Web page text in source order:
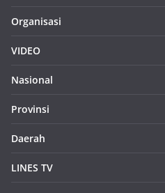
Organisasi
VIDEO
Nasional
Provinsi
Daerah
LINES TV